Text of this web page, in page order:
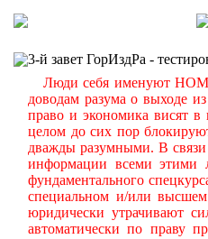
3-й завет ГорИздРа -
Люди себя именуют
доводам разума о выходе
право и экономика висят в
целом до сих пор
дважды разумными. В связи
информации всеми этими
фундаментального
специальном и/или
юридически утрачивают
автоматически по праву